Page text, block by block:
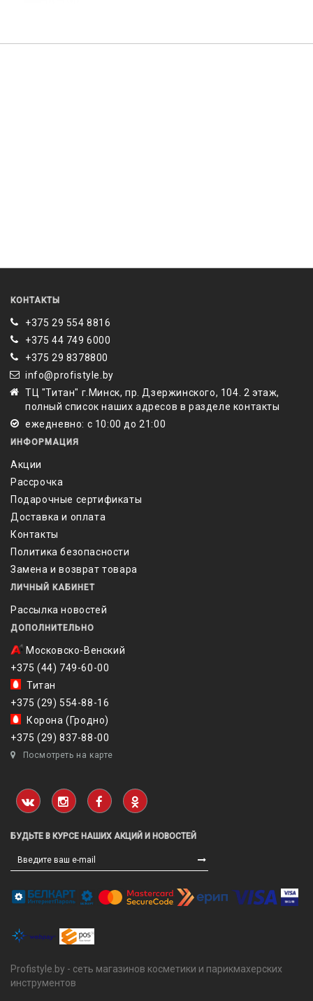
КОНТАКТЫ
+375 29 554 8816
+375 44 749 6000
‎+375 29 8378800
info@profistyle.by
ТЦ "Титан" г.Минск, пр. Дзержинского, 104. 2 этаж,
полный список наших адресов в разделе контакты
ежедневно: с 10:00 до 21:00
ИНФОРМАЦИЯ
Акции
Рассрочка
Подарочные сертификаты
Доставка и оплата
Контакты
Политика безопасности
Замена и возврат товара
ЛИЧНЫЙ КАБИНЕТ
Рассылка новостей
ДОПОЛНИТЕЛЬНО
Московско-Венский
+375 (44) 749-60-00
Титан
+375 (29) 554-88-16
Корона (Гродно)
+375 (29) 837-88-00
Посмотреть на карте
БУДЬТЕ В КУРСЕ НАШИХ АКЦИЙ И НОВОСТЕЙ
Profistyle.by - сеть магазинов косметики и парикмахерских
инструментов